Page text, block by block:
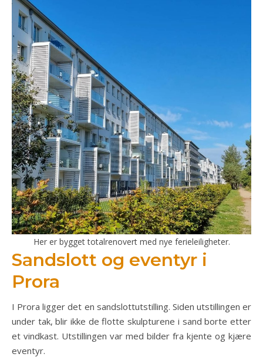
Her er bygget totalrenovert med nye ferieleiligheter.
Sandslott og eventyr i
Prora
I Prora ligger det en sandslottutstilling. Siden utstillingen er
under tak, blir ikke de flotte skulpturene i sand borte etter
et vindkast. Utstillingen var med bilder fra kjente og kjære
eventyr.